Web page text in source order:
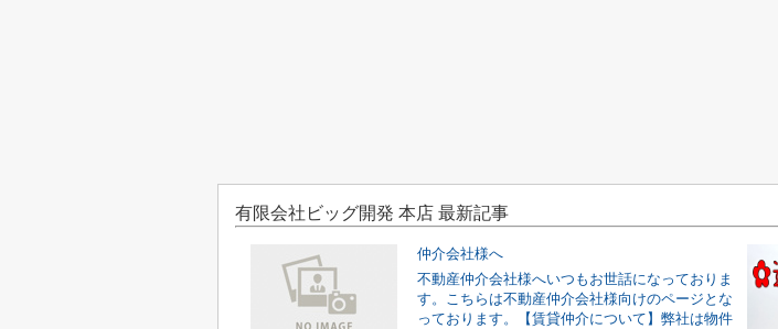
有限会社ビッグ開発 本店 最新記事
仲介会社様へ
不動産仲介会社様へいつもお世話になっておりま
す。こちらは不動産仲介会社様向けのページとな
っております。【賃貸仲介について】弊社は物件